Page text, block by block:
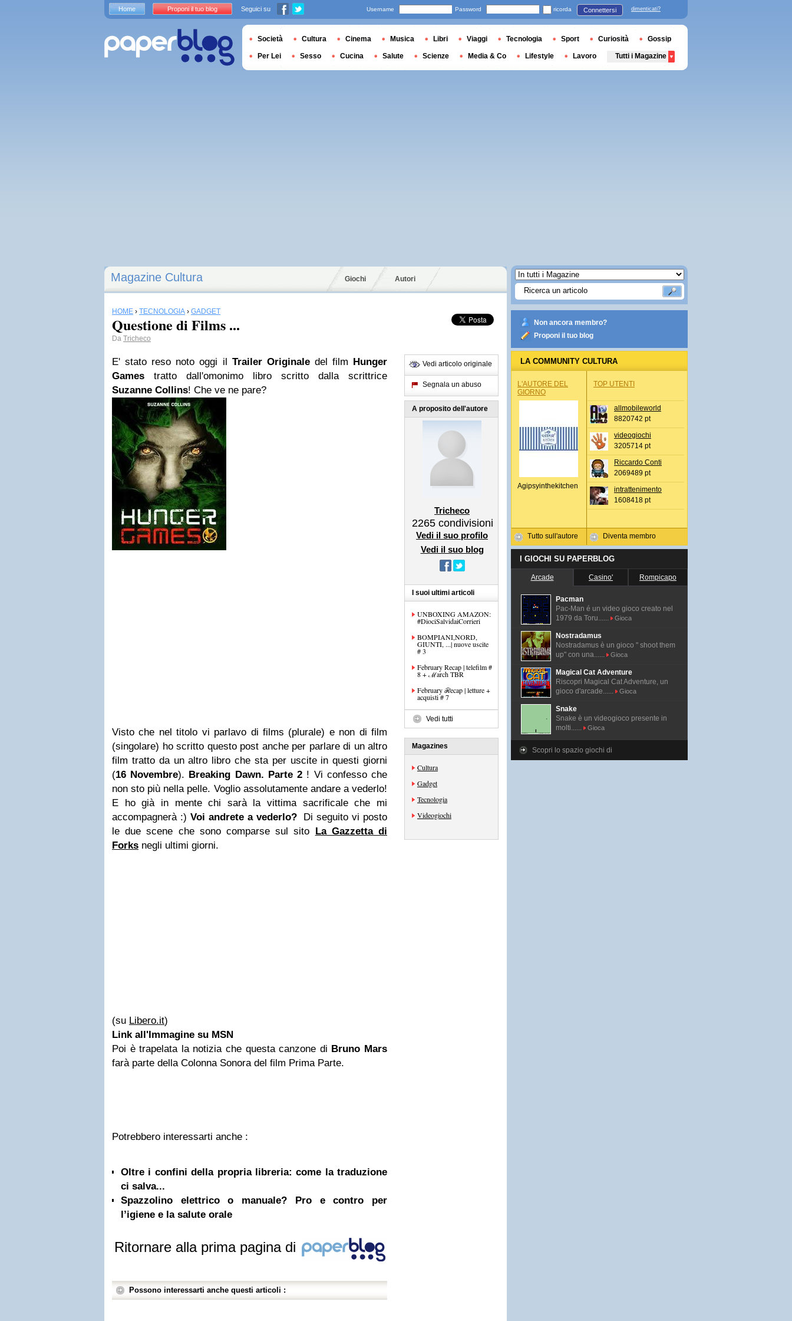
Magazine Cultura Giochi Autori
HOME › TECNOLOGIA › GADGET
Questione di Films ...
Da Tricheco
E' stato reso noto oggi il Trailer Originale del film Hunger
Games tratto dall'omonimo libro scritto dalla scrittrice
Suzanne Collins! Che ve ne pare?
Visto che nel titolo vi parlavo di films (plurale) e non di film
(singolare) ho scritto questo post anche per parlare di un altro
film tratto da un altro libro che sta per uscite in questi giorni
(16 Novembre). Breaking Dawn. Parte 2 ! Vi confesso che
non sto più nella pelle. Voglio assolutamente andare a vederlo!
E ho già in mente chi sarà la vittima sacrificale che mi
accompagnerà :) Voi andrete a vederlo?Di seguito vi posto
le due scene che sono comparse sul sito La Gazzetta di
Forks negli ultimi giorni.
(su Libero.it)
Link all'Immagine su MSN
Poi è trapelata la notizia che questa canzone di Bruno Mars
farà parte della Colonna Sonora del film Prima Parte.
Potrebbero interessarti anche :
Oltre i confini della propria libreria: come la traduzione
ci salva...
Spazzolino elettrico o manuale? Pro e contro per
l’igiene e la salute orale
Ritornare alla prima pagina di
Possono interessarti anche questi articoli :
Vedi articolo originale
Segnala un abuso
A proposito dell'autore
Tricheco
2265 condivisioni
Vedi il suo profilo
Vedi il suo blog
I suoi ultimi articoli
UNBOXING AMAZON:
#DiociSalvidaiCorrieri
BOMPIANI,NORD,
GIUNTI, ...| nuove uscite
# 3
February Recap | telefilm #
8 + ℳarch TBR
February ℛecap | letture +
acquisti # 7
Vedi tutti
Magazines
Cultura
Gadget
Tecnologia
Videogiochi
Non ancora membro?
Proponi il tuo blog
LA COMMUNITY CULTURA
L'AUTORE DEL
GIORNO
Agipsyinthekitchen
Tutto sull'autore
TOP UTENTI
allmobileworld
8820742 pt
videogiochi
3205714 pt
Riccardo Conti
2069489 pt
intrattenimento
1608418 pt
Diventa membro
I GIOCHI SU PAPERBLOG
Arcade Casino' Rompicapo
Pacman
Pac-Man é un video gioco creato nel
1979 da Toru......
Gioca
Nostradamus
Nostradamus è un gioco " shoot them
up" con una......
Gioca
Magical Cat Adventure
Riscopri Magical Cat Adventure, un
gioco d'arcade......
Gioca
Snake
Snake è un videogioco presente in
molti......
Gioca
Scopri lo spazio giochi di
Home Proponi il tuo blog Seguici su Username Password ricorda Connettersi dimenticati?
Società Cultura Cinema Musica Libri Viaggi Tecnologia Sport Curiosità Gossip
Per Lei Sesso Cucina Salute Scienze Media & Co Lifestyle Lavoro Tutti i Magazine